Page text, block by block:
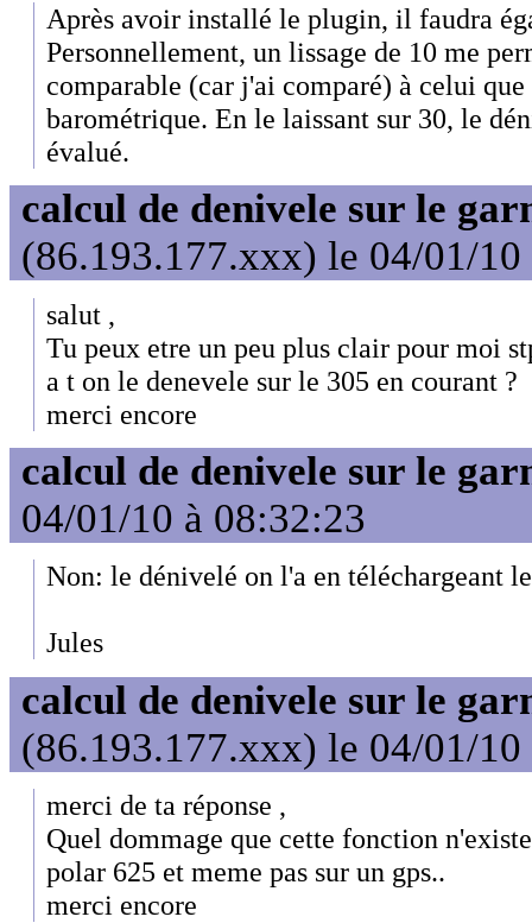
Après avoir installé le plugin, il faudra
Personnellement, un lissage de 10 me
comparable (car j'ai comparé) à celui
barométrique. En le laissant sur 30, le
évalué.
calcul de denivele sur le
(86.193.177.xxx) le 04/01/10
salut ,
Tu peux etre un peu plus clair pour moi
a t on le denevele sur le 305 en courant ?
merci encore
calcul de denivele sur le
04/01/10 à 08:32:23
Non: le dénivelé on l'a en téléchargeant
Jules
calcul de denivele sur le
(86.193.177.xxx) le 04/01/10
merci de ta réponse ,
Quel dommage que cette fonction
polar 625 et meme pas sur un gps..
merci encore